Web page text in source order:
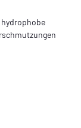
hydrophobe